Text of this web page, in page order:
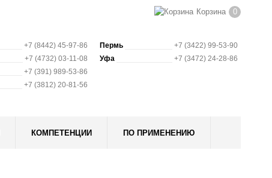
Корзина 0
+7 (8442) 45-97-86
+7 (4732) 03-11-08
+7 (391) 989-53-86
+7 (3812) 20-81-56
Пермь
+7 (3422) 99-53-90
Уфа
+7 (3472) 24-28-86
КОМПЕТЕНЦИИ ПО ПРИМЕНЕНИЮ